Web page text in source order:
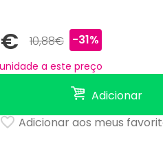
10,88€ -31%
unidade a este preço
Adicionar
Adicionar aos meus